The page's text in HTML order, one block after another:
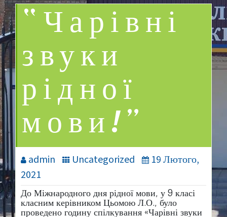
“Чарівні
звуки
рідної
мови!”
admin Uncategorized
19 Лютого,
2021
До Міжнародного дня рідної мови, у 9 класі
класним керівником Цьомою Л.О., було
проведено годину спілкування «Чарівні звуки